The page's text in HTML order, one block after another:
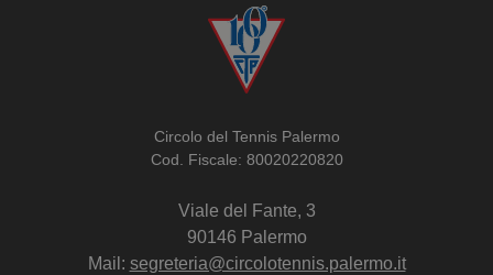
Circolo del Tennis Palermo
Cod. Fiscale: 80020220820
Viale del Fante, 3
90146 Palermo
Mail: segreteria@circolotennis.palermo.it